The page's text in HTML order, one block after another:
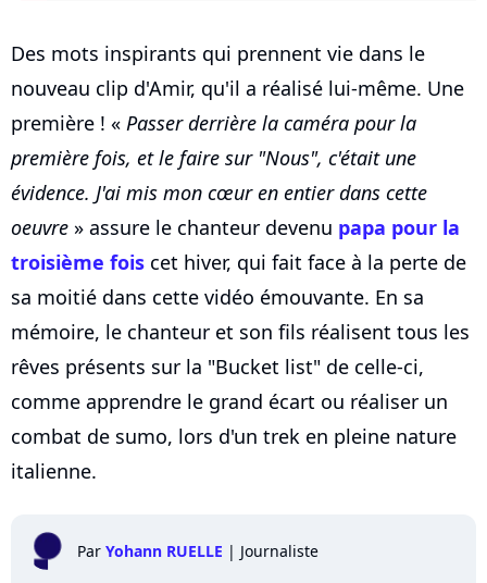
Des mots inspirants qui prennent vie dans le
nouveau clip d'Amir, qu'il a réalisé lui-même. Une
première ! « Passer derrière la caméra pour la
première fois, et le faire sur "Nous", c'était une
évidence. J'ai mis mon cœur en entier dans cette
oeuvre » assure le chanteur devenu papa pour la
troisième fois cet hiver, qui fait face à la perte de
sa moitié dans cette vidéo émouvante. En sa
mémoire, le chanteur et son fils réalisent tous les
rêves présents sur la "Bucket list" de celle-ci,
comme apprendre le grand écart ou réaliser un
combat de sumo, lors d'un trek en pleine nature
italienne.
Par Yohann RUELLE | Journaliste